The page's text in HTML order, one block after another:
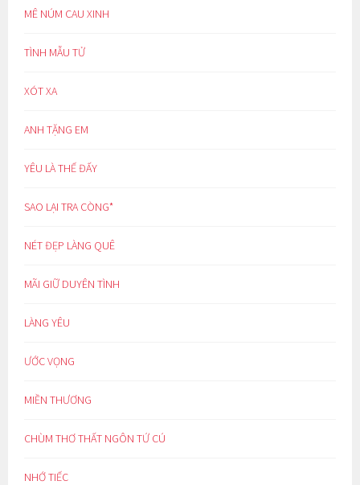
MÊ NÚM CAU XINH
TÌNH MẪU TỬ
XÓT XA
ANH TẶNG EM
YÊU LÀ THẾ ĐẤY
SAO LẠI TRA CÒNG*
NÉT ĐẸP LÀNG QUÊ
MÃI GIỮ DUYÊN TÌNH
LÀNG YÊU
ƯỚC VỌNG
MIỀN THƯƠNG
CHÙM THƠ THẤT NGÔN TỨ CÚ
NHỚ TIẾC